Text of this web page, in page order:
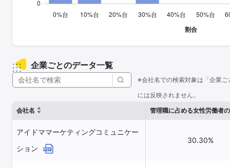
企業ごとのデータ一覧
※会社名での検索対象は「企業
には反映されません。
会社名
管理職に占める女性労働者
アイドママーケティングコミュニケー
ション
30.30%